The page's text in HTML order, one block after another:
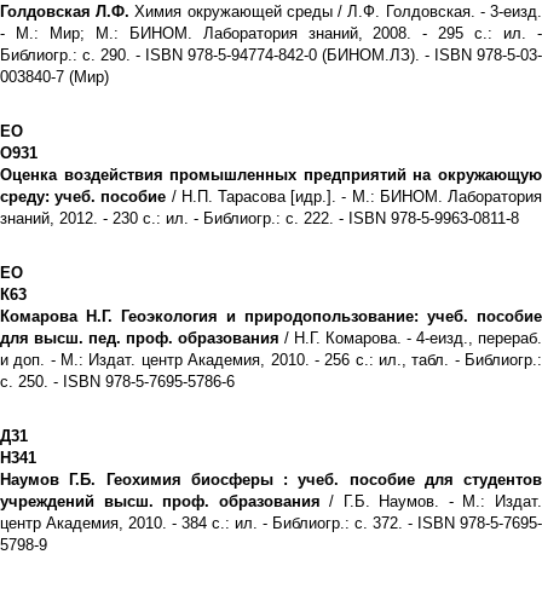
Голдовская Л.Ф. Химия окружающей среды / Л.Ф. Голдовская. - 3-еизд.
- М.: Мир; М.: БИНОМ. Лаборатория знаний, 2008. - 295 с.: ил. -
Библиогр.: с. 290. - ISBN 978-5-94774-842-0 (БИНОМ.ЛЗ). - ISBN 978-5-03-
003840-7 (Мир)
ЕО
О931
Оценка воздействия промышленных предприятий на окружающую
среду: учеб. пособие / Н.П. Тарасова [идр.]. - М.: БИНОМ. Лаборатория
знаний, 2012. - 230 с.: ил. - Библиогр.: с. 222. - ISBN 978-5-9963-0811-8
ЕО
К63
Комарова Н.Г. Геоэкология и природопользование: учеб. пособие
для высш. пед. проф. образования / Н.Г. Комарова. - 4-еизд., перераб.
и доп. - М.: Издат. центр Академия, 2010. - 256 с.: ил., табл. - Библиогр.:
с. 250. - ISBN 978-5-7695-5786-6
Д31
Н341
Наумов Г.Б. Геохимия биосферы : учеб. пособие для студентов
учреждений высш. проф. образования / Г.Б. Наумов. - М.: Издат.
центр Академия, 2010. - 384 с.: ил. - Библиогр.: с. 372. - ISBN 978-5-7695-
5798-9